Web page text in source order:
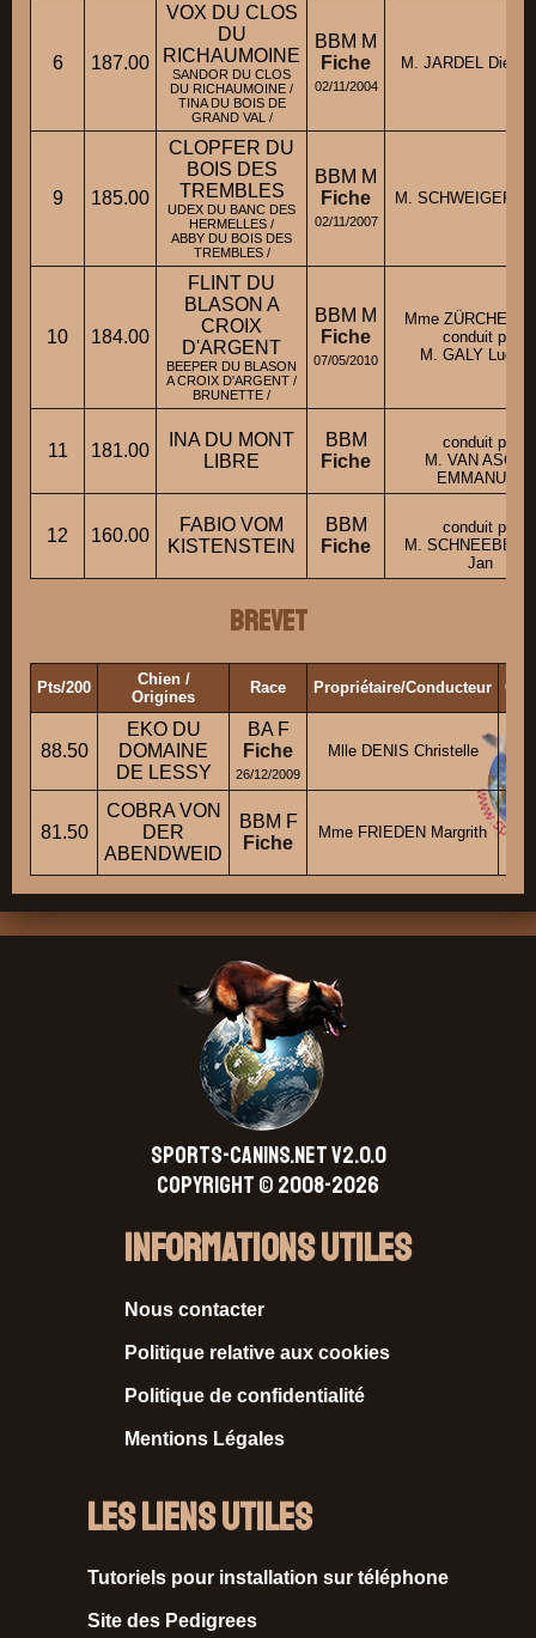
6 187.00
VOX DU CLOS
DU
RICHAUMOINE
SANDOR DU CLOS
DU RICHAUMOINE /
TINA DU BOIS DE
GRAND VAL /
BBM M
Fiche
02/11/2004
M. JARDEL
9 185.00
CLOPFER DU
BOIS DES
TREMBLES
UDEX DU BANC DES
HERMELLES /
ABBY DU BOIS DES
TREMBLES /
BBM M
Fiche
02/11/2007
M. SCHWEIGERT
10 184.00
FLINT DU
BLASON A
CROIX
D'ARGENT
BEEPER DU BLASON
A CROIX D'ARGENT /
BRUNETTE /
BBM M
Fiche
07/05/2010
Mme ZÜRCHER
conduit par
M. GALY
11 181.00
INA DU MONT
LIBRE
BBM
Fiche
conduit par
M. VAN ASCHE
EMMANUEL
12 160.00
FABIO VOM
KISTENSTEIN
BBM
Fiche
conduit par
M.
Jan
Brevet
Pts/200
Chien /
Origines
Race Propriétaire/Conducteur
88.50
EKO DU
DOMAINE
DE LESSY
BA F
Fiche
26/12/2009
Mlle DENIS Christelle
81.50
COBRA VON
DER
ABENDWEID
BBM F
Fiche
Mme FRIEDEN Margrith
SPORTS-CANINS.NET V2.0.0
Copyright © 2008-2026
Informations Utiles
Nous contacter
Politique relative aux cookies
Politique de confidentialité
Mentions Légales
Les liens utiles
Tutoriels pour installation sur téléphone
Site des Pedigrees